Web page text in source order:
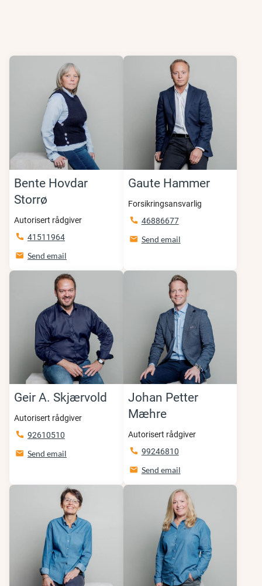
Bente Hovdar
Storrø
Autorisert rådgiver
41511964
Send email
Gaute Hammer
Forsikringsansvarlig
46886677
Send email
Geir A. Skjærvold
Autorisert rådgiver
92610510
Send email
Johan Petter
Mæhre
Autorisert rådgiver
99246810
Send email